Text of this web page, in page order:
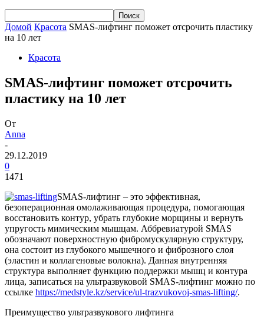
Домой Красота SMAS-лифтинг поможет отсрочить пластику
на 10 лет
Красота
SMAS-лифтинг поможет отсрочить
пластику на 10 лет
От
Anna
-
29.12.2019
0
1471
SMAS-лифтинг – это эффективная,
безоперационная омолаживающая процедура, помогающая
восстановить контур, убрать глубокие морщины и вернуть
упругость мимическим мышцам. Аббревиатурой SMAS
обозначают поверхностную фибромускулярную структуру,
она состоит из глубокого мышечного и фиброзного слоя
(эластин и коллагеновые волокна). Данная внутренняя
структура выполняет функцию поддержки мышц и контура
лица, записаться на ультразвуковой SMAS-лифтинг можно по
ссылке https://medstyle.kz/service/ul-trazvukovoj-smas-lifting/.
Преимущество ультразвукового лифтинга